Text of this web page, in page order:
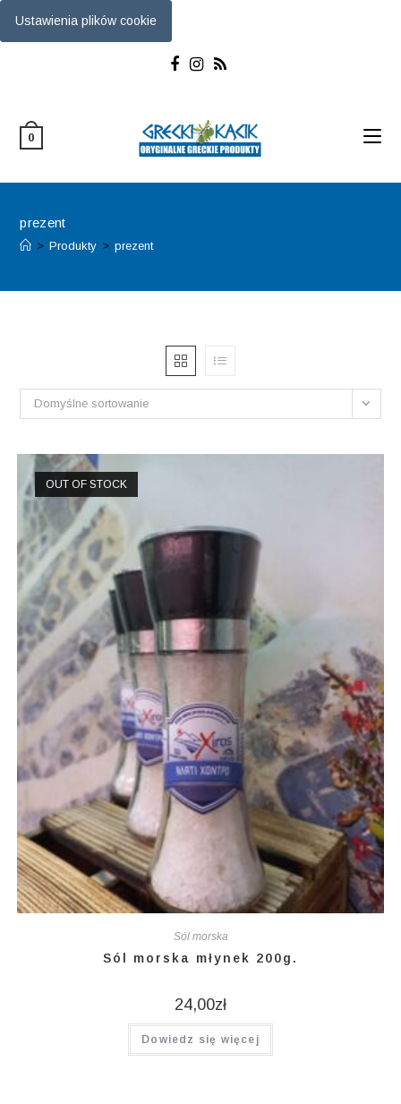
Ustawienia plików cookie
0
prezent
> Produkty > prezent
Domyślne sortowanie
OUT OF STOCK
Sól morska
Sól morska młynek 200g.
24,00zł
Dowiedz się więcej